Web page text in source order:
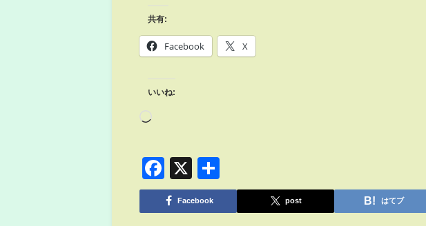
共有:
Facebook X
いいね:
Facebook
X
有
Facebook post はてブ